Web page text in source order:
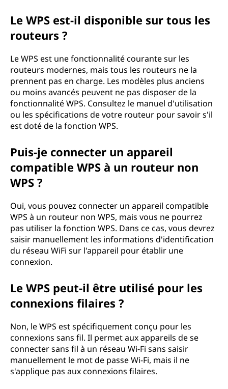
Le WPS est-il disponible sur tous les
routeurs ?
Le WPS est une fonctionnalité courante sur les
routeurs modernes, mais tous les routeurs ne la
prennent pas en charge. Les modèles plus anciens
ou moins avancés peuvent ne pas disposer de la
fonctionnalité WPS. Consultez le manuel d'utilisation
ou les spécifications de votre routeur pour savoir s'il
est doté de la fonction WPS.
Puis-je connecter un appareil
compatible WPS à un routeur non
WPS ?
Oui, vous pouvez connecter un appareil compatible
WPS à un routeur non WPS, mais vous ne pourrez
pas utiliser la fonction WPS. Dans ce cas, vous devrez
saisir manuellement les informations d'identification
du réseau WiFi sur l'appareil pour établir une
connexion.
Le WPS peut-il être utilisé pour les
connexions filaires ?
Non, le WPS est spécifiquement conçu pour les
connexions sans fil. Il permet aux appareils de se
connecter sans fil à un réseau Wi-Fi sans saisir
manuellement le mot de passe Wi-Fi, mais il ne
s'applique pas aux connexions filaires.